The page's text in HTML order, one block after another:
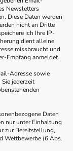
Newsletters
Diese Daten werden
nicht an Dritte
ich Ihre IP-
dient alleine
missbraucht und
Empfang anmeldet.
Adresse sowie
jederzeit
Daten
nur unter Einhaltung
zur Bereitstellung,
Wettbewerbe (6 Abs.